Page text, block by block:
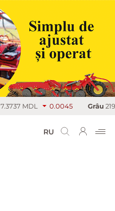
MDL 0.0045 Grâu
RU